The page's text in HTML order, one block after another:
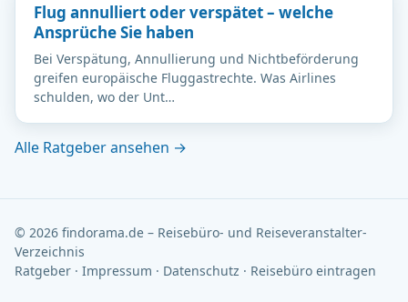
Flug annulliert oder verspätet – welche
Ansprüche Sie haben
Bei Verspätung, Annullierung und Nichtbeförderung
greifen europäische Fluggastrechte. Was Airlines
schulden, wo der Unt…
Alle Ratgeber ansehen →
© 2026 findorama.de – Reisebüro- und Reiseveranstalter-
Verzeichnis
Ratgeber · Impressum · Datenschutz · Reisebüro eintragen